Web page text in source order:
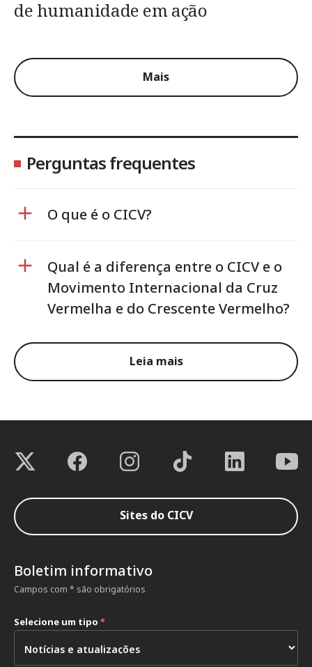
de humanidade em ação
Mais
Perguntas frequentes
O que é o CICV?
Qual é a diferença entre o CICV e o
Movimento Internacional da Cruz
Vermelha e do Crescente Vermelho?
Leia mais
Sites do CICV
Boletim informativo
Campos com * são obrigatórios
Selecione um tipo *